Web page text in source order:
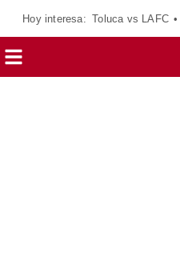
Hoy interesa: Toluca vs LAFC